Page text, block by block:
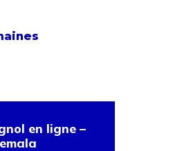
en ligne –